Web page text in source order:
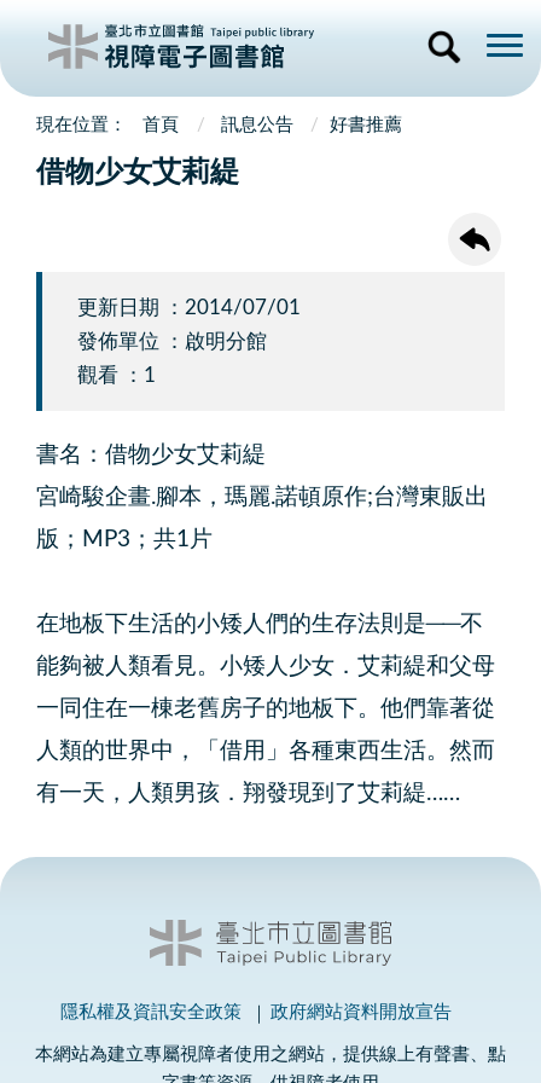
首頁 訊息公告 好書推薦
借物少女艾莉緹
更新日期 ：2014/07/01
發佈單位 ：啟明分館
觀看 ：1
書名：借物少女艾莉緹
宮崎駿企畫.腳本，瑪麗.諾頓原作;台灣東販出
版；MP3；共1片
在地板下生活的小矮人們的生存法則是──不
能夠被人類看見。小矮人少女．艾莉緹和父母
一同住在一棟老舊房子的地板下。他們靠著從
人類的世界中，「借用」各種東西生活。然而
有一天，人類男孩．翔發現到了艾莉緹……
隱私權及資訊安全政策 政府網站資料開放宣告
本網站為建立專屬視障者使用之網站，提供線上有聲書、點